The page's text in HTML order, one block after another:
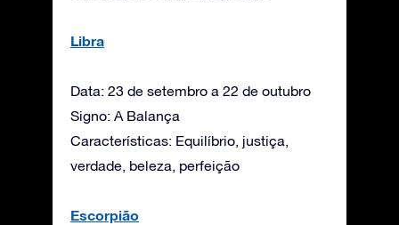
Libra
Data: 23 de setembro a 22 de outubro
Signo: A Balança
Características: Equilíbrio, justiça,
verdade, beleza, perfeição
Escorpião